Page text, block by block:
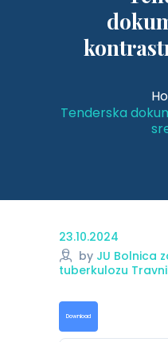
Tenderska
23.10.2024
by JU Bolnica
tuberkulozu
Download